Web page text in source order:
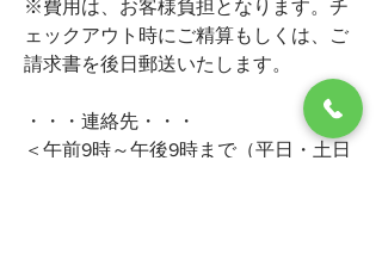
※費用は、お客様負担となります。チ
ェックアウト時にご精算もしくは、ご
請求書を後日郵送いたします。
・・・連絡先・・・
＜午前9時～午後9時まで（平日・土日